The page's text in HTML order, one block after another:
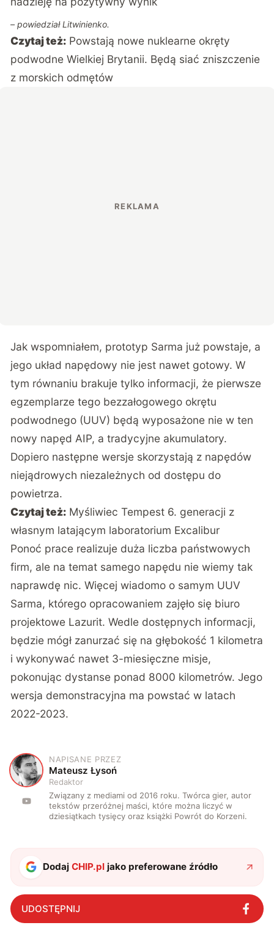
– powiedział Litwinienko.
Czytaj też: Powstają nowe nuklearne okręty
podwodne Wielkiej Brytanii. Będą siać zniszczenie
z morskich odmętów
Jak wspomniałem, prototyp Sarma już powstaje, a
jego układ napędowy nie jest nawet gotowy. W
tym równaniu brakuje tylko informacji, że pierwsze
egzemplarze tego bezzałogowego okrętu
podwodnego (UUV) będą wyposażone nie w ten
nowy napęd AIP, a tradycyjne akumulatory.
Dopiero następne wersje skorzystają z napędów
niejądrowych niezależnych od dostępu do
powietrza.
Czytaj też: Myśliwiec Tempest 6. generacji z
własnym latającym laboratorium Excalibur
Ponoć prace realizuje duża liczba państwowych
firm, ale na temat samego napędu nie wiemy tak
naprawdę nic. Więcej wiadomo o samym UUV
Sarma, którego opracowaniem zajęło się biuro
projektowe Lazurit. Wedle dostępnych informacji,
będzie mógł zanurzać się na głębokość 1 kilometra
i wykonywać nawet 3-miesięczne misje,
pokonując dystanse ponad 8000 kilometrów. Jego
wersja demonstracyjna ma powstać w latach
2022-2023.
M
NAPISANE PRZEZ
Mateusz Łysoń
Redaktor
Związany z mediami od 2016 roku. Twórca gier, autor
tekstów przeróżnej maści, które można liczyć w
dziesiątkach tysięcy oraz książki Powrót do Korzeni.
DodajCHIP.pl jako preferowane źródło
UDOSTĘPNIJ